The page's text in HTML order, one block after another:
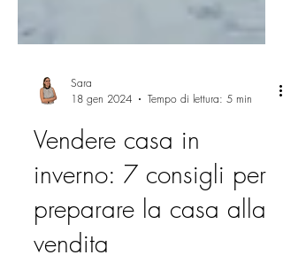
Sara
18 gen 2024
Tempo di lettura: 5 min
Vendere casa in
inverno: 7 consigli per